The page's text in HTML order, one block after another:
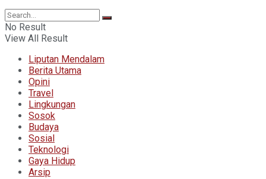
No Result
View All Result
Liputan Mendalam
Berita Utama
Opini
Travel
Lingkungan
Sosok
Budaya
Sosial
Teknologi
Gaya Hidup
Arsip